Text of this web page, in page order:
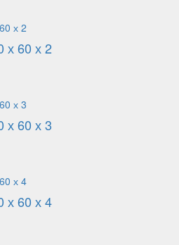
х 60 х 2
х 60 х 3
х 60 х 4